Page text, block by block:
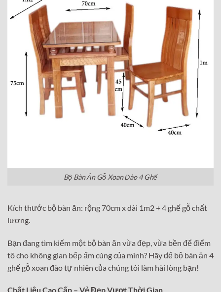
Bộ Bàn Ăn Gỗ Xoan Đào 4 Ghế
Kích thước bộ bàn ăn: rộng 70cm x dài 1m2 + 4 ghế gỗ chất
lượng.
Bạn đang tìm kiếm một bộ bàn ăn vừa đẹp, vừa bền để điểm
tô cho không gian bếp ấm cúng của mình? Hãy để bộ bàn ăn 4
ghế gỗ xoan đào tự nhiên của chúng tôi làm hài lòng bạn!
Chất Liệu Cao Cấp – Vẻ Đẹp Vượt Thời Gian